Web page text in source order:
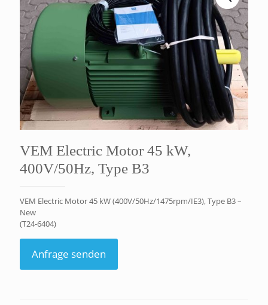
VEM Electric Motor 45 kW,
400V/50Hz, Type B3
VEM Electric Motor 45 kW (400V/50Hz/1475rpm/IE3), Type B3 –
New
(T24-6404)
Anfrage senden